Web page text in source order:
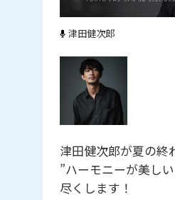
津田健次郎
津田健次郎が夏の終
”ハーモニーが美し
尽くします！